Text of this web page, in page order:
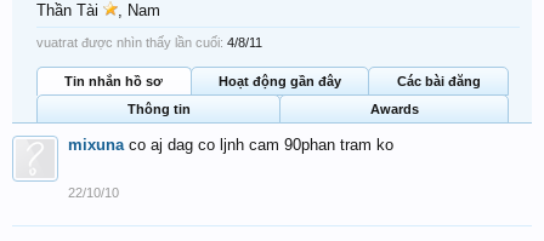
Thần Tài , Nam
vuatrat được nhìn thấy lần cuối: 4/8/11
Tin nhắn hồ sơ Hoạt động gần đây
Các bài đăng
Thông tin
Awards
mixuna co aj dag co ljnh cam 90phan tram ko
22/10/10